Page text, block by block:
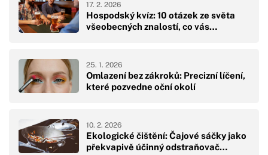
Hospodský kvíz: 10 otázek ze světa
všeobecných znalostí, co vás…
17. 2. 2026
Omlazení bez zákroků: Precizní líčení,
které pozvedne oční okolí
25. 1. 2026
Ekologické čištění: Čajové sáčky jako
překvapivě účinný odstraňovač…
10. 2. 2026